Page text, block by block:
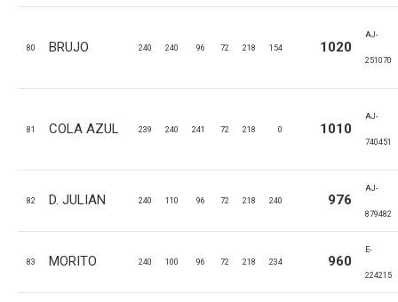
80 BRUJO 240 240 96 72 218 154 1020
AJ-
251070
81 COLA AZUL 239 240 241 72 218 0 1010
AJ-
740451
82 D. JULIAN 240 110 96 72 218 240 976
AJ-
879482
83 MORITO 240 100 96 72 218 234 960
E-
224215